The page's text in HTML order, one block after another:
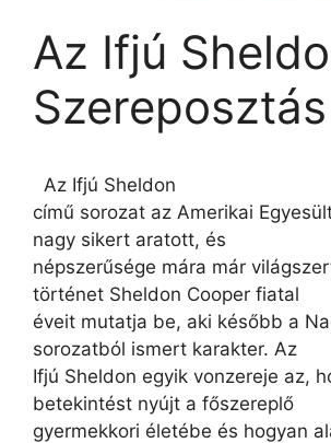
Az Ifjú
Szereposztás
Az Ifjú Sheldon
című sorozat az Amerikai
nagy sikert aratott, és
népszerűsége mára már
történet Sheldon Cooper fiatal
éveit mutatja be, aki később a
sorozatból ismert karakter. Az
Ifjú Sheldon egyik vonzereje az,
betekintést nyújt a főszereplő
gyermekkori életébe és hogyan